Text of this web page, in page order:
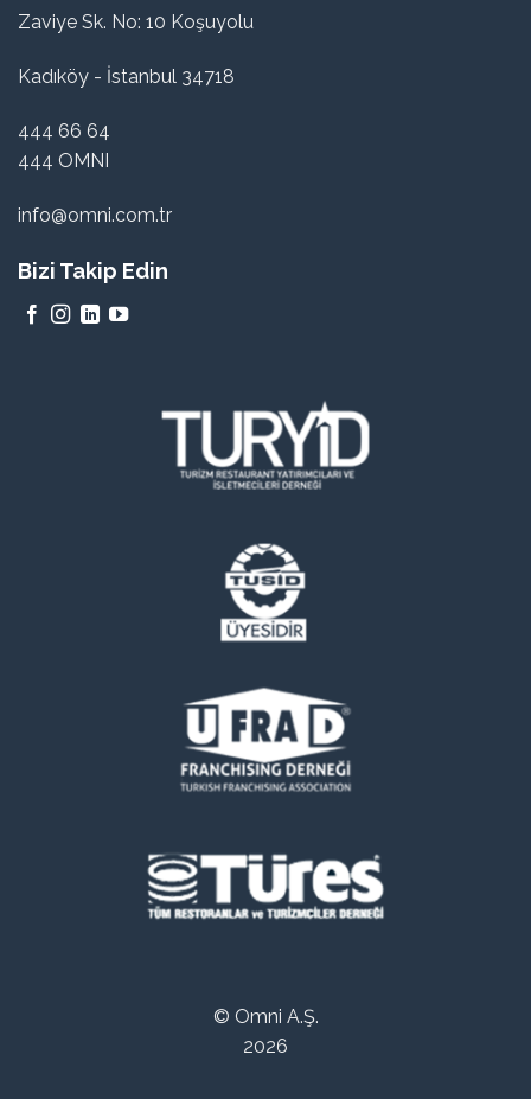
Zaviye Sk. No: 10 Koşuyolu
Kadıköy - İstanbul 34718
444 66 64
444 OMNI
info@omni.com.tr
Bizi Takip Edin
© Omni A.Ş.
2026